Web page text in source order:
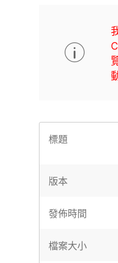
標題
版本
發佈時間
檔案大小